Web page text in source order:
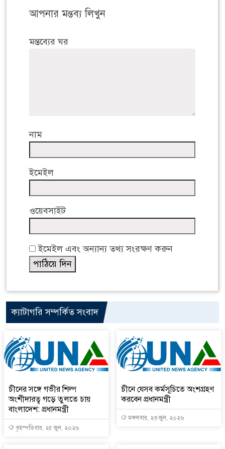
আপনার মন্তব্য লিখুন
মন্তব্যের ঘর
নাম
ইমেইল
ওয়েবসাইট
ইমেইল এবং অন্যান্য তথ্য সংরক্ষণ করুন
ক্যাটাগরি সম্পর্কিত সংবাদ
চীনের সঙ্গে গভীর শিল্প
অংশীদারত্ব গড়ে তুলতে চায়
বাংলাদেশ: প্রধানমন্ত্রী
বৃহস্পতিবার, ২৫ জুন, ২০২৬
চীনে যেসব কর্মসূচিতে অংশগ্রহণ
করবেন প্রধানমন্ত্রী
মঙ্গলবার, ২৩ জুন, ২০২৬